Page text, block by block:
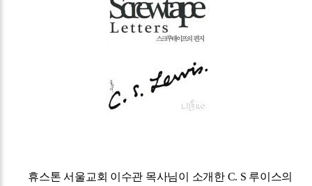
휴스톤 서울교회 이수관 목사님이 소개한 C. S 루이스의